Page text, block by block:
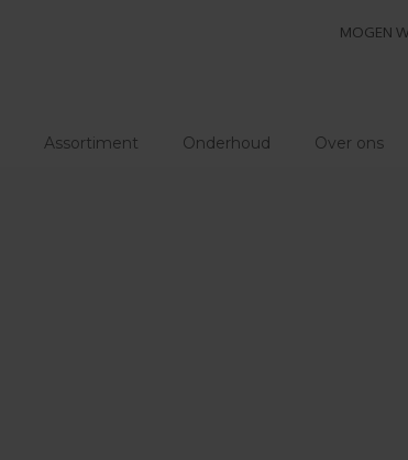
MOGEN
Assortiment Onderhoud Over ons